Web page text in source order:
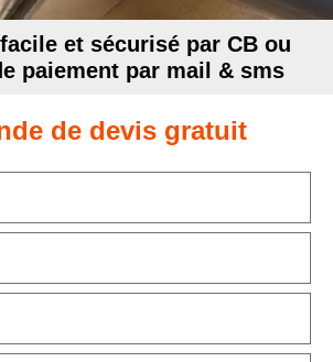
et sécurisé par CB ou
paiement par mail & sms
de devis gratuit